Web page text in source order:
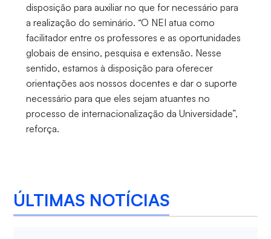
disposição para auxiliar no que for necessário para
a realização do seminário. “O NEI atua como
facilitador entre os professores e as oportunidades
globais de ensino, pesquisa e extensão. Nesse
sentido, estamos à disposição para oferecer
orientações aos nossos docentes e dar o suporte
necessário para que eles sejam atuantes no
processo de internacionalização da Universidade”,
reforça.
ÚLTIMAS NOTÍCIAS